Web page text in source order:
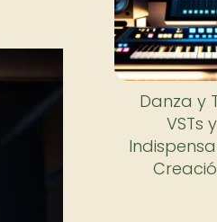
Danza y
VSTs